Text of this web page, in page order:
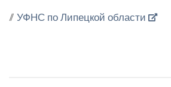
// УФНС по Липецкой области